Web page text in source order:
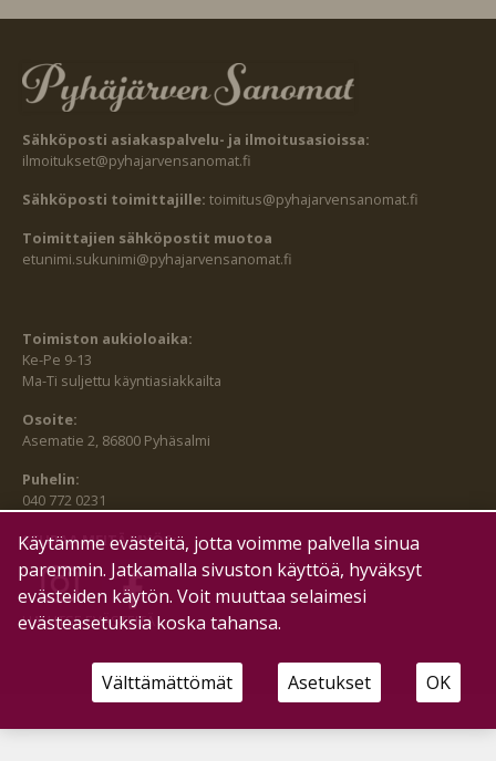
Sähköposti asiakaspalvelu- ja ilmoitusasioissa:
ilmoitukset@pyhajarvensanomat.fi
Sähköposti toimittajille: toimitus@pyhajarvensanomat.fi
Toimittajien sähköpostit muotoa
etunimi.sukunimi@pyhajarvensanomat.fi
Toimiston aukioloaika:
Ke-Pe 9-13
Ma-Ti suljettu käyntiasiakkailta
Osoite:
Asematie 2, 86800 Pyhäsalmi
Puhelin:
040 772 0231
SEURAA MEITÄ MYÖS:
HALLITSE EVÄSTEITÄ
Käytämme evästeitä, jotta voimme palvella sinua
paremmin. Jatkamalla sivuston käyttöä, hyväksyt
evästeiden käytön. Voit muuttaa selaimesi
evästeasetuksia koska tahansa.
Välttämättömät Asetukset OK